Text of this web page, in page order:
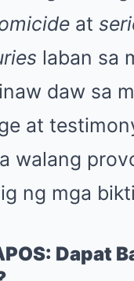
at
laban sa
daw sa
at
walang
ng mga
Dapat